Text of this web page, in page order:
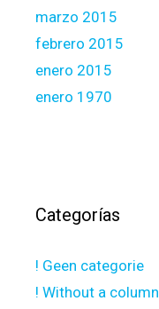
marzo 2015
febrero 2015
enero 2015
enero 1970
Categorías
! Geen categorie
! Without a column